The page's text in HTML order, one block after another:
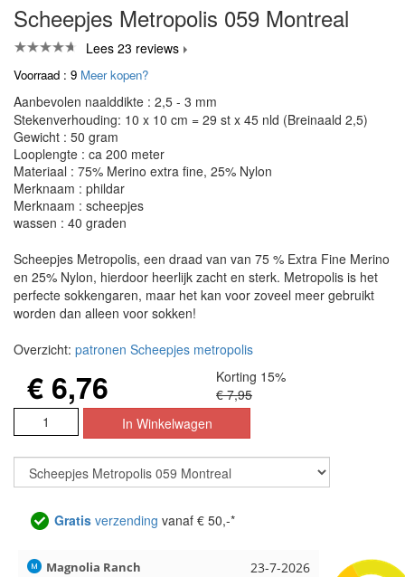
Scheepjes Metropolis 059 Montreal
Lees 23 reviews
Voorraad : 9 Meer kopen?
Aanbevolen naalddikte : 2,5 - 3 mm
Stekenverhouding: 10 x 10 cm = 29 st x 45 nld (Breinaald 2,5)
Gewicht : 50 gram
Looplengte : ca 200 meter
Materiaal : 75% Merino extra fine, 25% Nylon
Merknaam : phildar
Merknaam : scheepjes
wassen : 40 graden
Scheepjes Metropolis, een draad van van 75 % Extra Fine Merino
en 25% Nylon, hierdoor heerlijk zacht en sterk. Metropolis is het
perfecte sokkengaren, maar het kan voor zoveel meer gebruikt
worden dan alleen voor sokken!
Overzicht: patronen Scheepjes metropolis
€ 6,76
Korting 15%
€ 7,95
Gratis verzending vanaf € 50,-*
17-7-2026
Hilde uit Loyers Loes uit